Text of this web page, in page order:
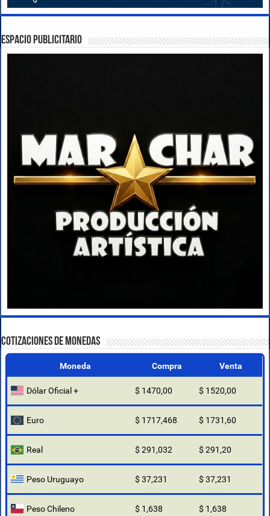
ESPACIO PUBLICITARIO
COTIZACIONES DE MONEDAS
Moneda Compra Venta
Dólar Oficial + $ 1470,00 $ 1520,00
Euro $ 1717,468 $ 1731,60
Real $ 291,032 $ 291,20
Peso Uruguayo $ 37,231 $ 37,231
Peso Chileno $ 1,638 $ 1,638